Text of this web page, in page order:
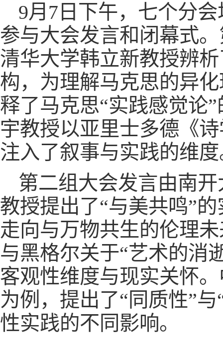
9月7日下午，七个分
参与大会发言和闭幕式
清华大学韩立新教授辨
构，为理解马克思的异
释了马克思“实践感觉论
宇教授以亚里士多德《
注入了叙事与实践的维
第二组大会发言由南
教授提出了“与美共鸣”
走向与万物共生的伦理
与黑格尔关于“艺术的消
客观性维度与现实关怀
为例，提出了“同质性”
性实践的不同影响。